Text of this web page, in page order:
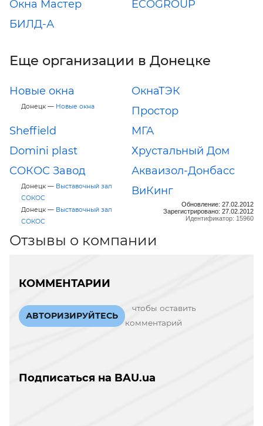
Окна Мастер
ECOGROUP
БИЛД-А
Еще организации в Донецке
Новые окна
Донецк — Новые окна
ОкнаТЭК
Простор
Sheffield
МГА
Domini plast
Хрустальный Дом
СОКОС Завод
Донецк — Выставочный зал
СОКОС
Донецк — Выставочный зал
СОКОС
Акваизол-Донбасс
ВиКинг
Обновление: 27.02.2012
Зарегистрировано: 27.02.2012
Идентификатор: 15960
Отзывы о компании
КОММЕНТАРИИ
АВТОРИЗИРУЙТЕСЬ
чтобы оставить
комментарий
Подписаться на BAU.ua